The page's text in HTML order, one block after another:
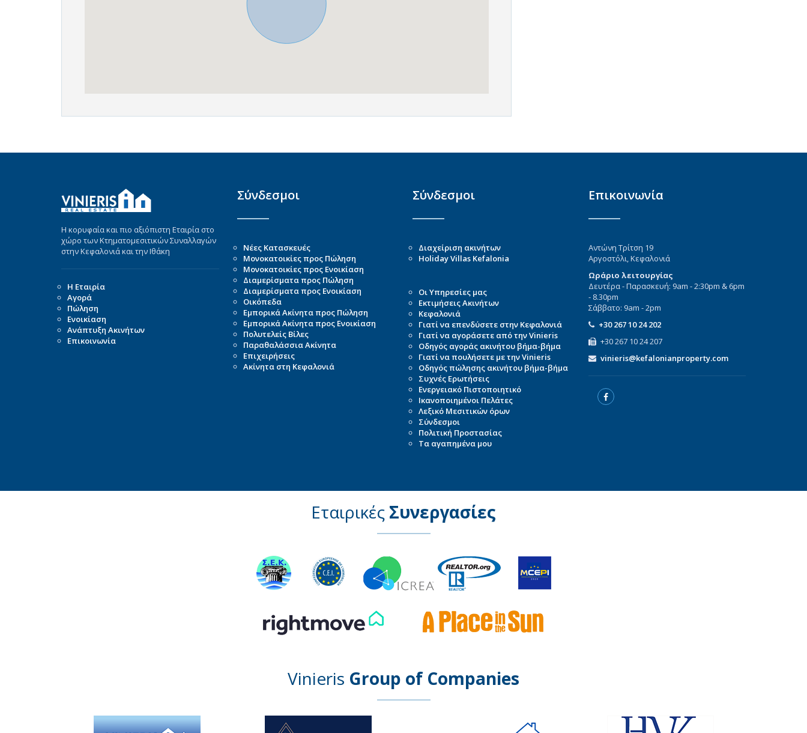
Η κορυφαία και πιο αξιόπιστη Εταιρία στο
χώρο των Κτηματομεσιτικών Συναλλαγών
στην Κεφαλονιά και την Ιθάκη
Η Εταιρία
Αγορά
Πώληση
Ενοικίαση
Ανάπτυξη Ακινήτων
Επικοινωνία
Σύνδεσμοι
Νέες Κατασκευές
Μονοκατοικίες προς Πώληση
Μονοκατοικίες προς Ενοικίαση
Διαμερίσματα προς Πώληση
Διαμερίσματα προς Ενοικίαση
Οικόπεδα
Εμπορικά Ακίνητα προς Πώληση
Εμπορικά Ακίνητα προς Ενοικίαση
Πολυτελείς Βίλες
Παραθαλάσσια Ακίνητα
Επιχειρήσεις
Ακίνητα στη Κεφαλονιά
Σύνδεσμοι
Διαχείριση ακινήτων
Holiday Villas Kefalonia
Οι Υπηρεσίες μας
Εκτιμήσεις Ακινήτων
Κεφαλονιά
Γιατί να επενδύσετε στην Κεφαλονιά
Γιατί να αγοράσετε από την Vinieris
Οδηγός αγοράς ακινήτου βήμα-βήμα
Γιατί να πουλήσετε με την Vinieris
Οδηγός πώλησης ακινήτου βήμα-βήμα
Συχνές Ερωτήσεις
Ενεργειακό Πιστοποιητικό
Ικανοποιημένοι Πελάτες
Λεξικό Μεσιτικών όρων
Σύνδεσμοι
Πολιτική Προστασίας
Τα αγαπημένα μου
Επικοινωνία
Αντώνη Τρίτση 19
Αργοστόλι, Κεφαλονιά
Ωράριο λειτουργίας
Δευτέρα - Παρασκευή: 9am - 2:30pm & 6pm
- 8.30pm
Σάββατο: 9am - 2pm
+30 267 10 24 202
+30 267 10 24 207
vinieris@kefalonianproperty.com
Εταιρικές Συνεργασίες
Vinieris Group of Companies